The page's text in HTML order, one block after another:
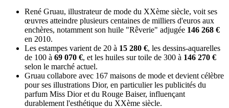
René Gruau, illustrateur de mode du XXème siècle, voit ses
œuvres atteindre plusieurs centaines de milliers d'euros aux
enchères, notamment son huile "Rêverie" adjugée 146 268 €
en 2010.
Les estampes varient de 20 à 15 280 €, les dessins-aquarelles
de 100 à 69 070 €, et les huiles sur toile de 300 à 146 270 €
selon le marché actuel.
Gruau collabore avec 167 maisons de mode et devient célèbre
pour ses illustrations Dior, en particulier les publicités du
parfum Miss Dior et du Rouge Baiser, influençant
durablement l'esthétique du XXème siècle.